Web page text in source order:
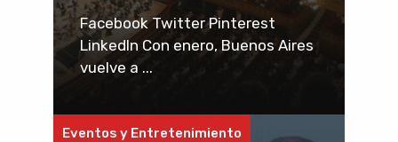
Facebook Twitter Pinterest
LinkedIn Con enero, Buenos Aires
vuelve a ...
Eventos y Entretenimiento